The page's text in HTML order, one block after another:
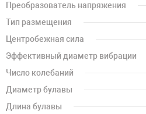
Преобразователь напряжения
Тип размещения
Центробежная сила
Эффективный диаметр вибрации
Число колебаний
Диаметр булавы
Длина булавы